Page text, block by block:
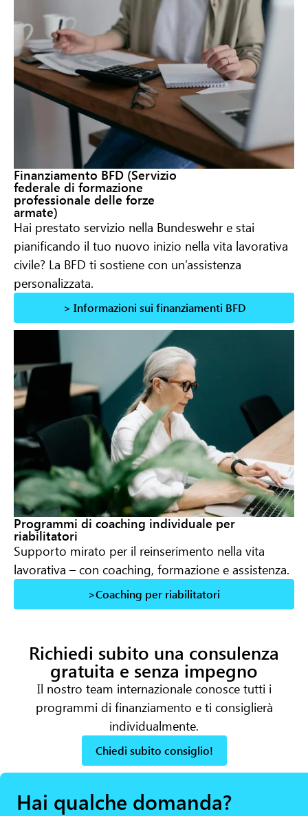
Finanziamento BFD (Servizio
federale di formazione
professionale delle forze
armate)
Hai prestato servizio nella Bundeswehr e stai
pianificando il tuo nuovo inizio nella vita lavorativa
civile? La BFD ti sostiene con un’assistenza
personalizzata.
> Informazioni sui finanziamenti BFD
Programmi di coaching individuale per
riabilitatori
Supporto mirato per il reinserimento nella vita
lavorativa – con coaching, formazione e assistenza.
>Coaching per riabilitatori
Richiedi subito una consulenza
gratuita e senza impegno
Il nostro team internazionale conosce tutti i
programmi di finanziamento e ti consiglierà
individualmente.
Chiedi subito consiglio!
Hai qualche domanda?